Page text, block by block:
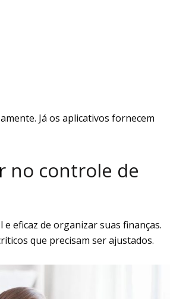
Já os aplicativos fornecem
no controle de
eficaz de organizar suas finanças.
que precisam ser ajustados.